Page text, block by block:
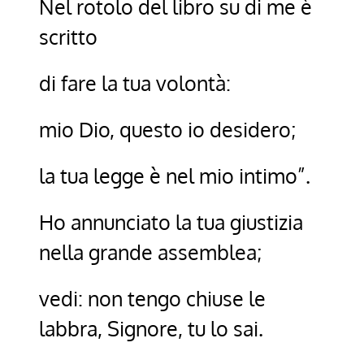
Nel rotolo del libro su di me è
scritto
di fare la tua volontà:
mio Dio, questo io desidero;
la tua legge è nel mio intimo”.
Ho annunciato la tua giustizia
nella grande assemblea;
vedi: non tengo chiuse le
labbra, Signore, tu lo sai.